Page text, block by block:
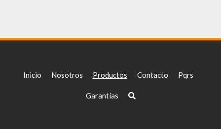
Inicio Nosotros Productos Contacto Pqrs
Garantías